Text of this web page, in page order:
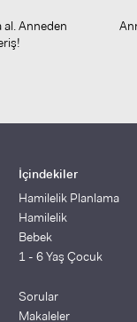
al. Anneden
İçindekiler
Hamilelik Planlama
Hamilelik
Bebek
1 - 6 Yaş Çocuk
Sorular
Makaleler